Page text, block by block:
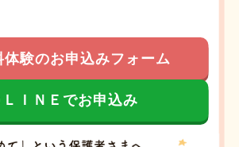
体験のお申込みフォーム
ＬＩＮＥでお申込み